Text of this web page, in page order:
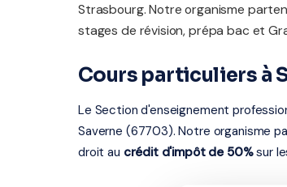
Strasbourg. Notre organisme
stages de révision, prépa bac et
Cours particuliers à
Le Section d'enseignement
Saverne (67703). Notre organisme
droit au crédit d'impôt de 50%sur